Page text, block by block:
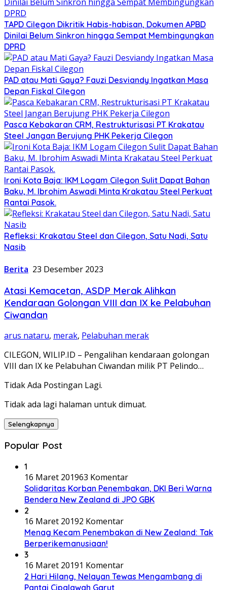
TAPD Cilegon Dikritik Habis-habisan, Dokumen APBD
Dinilai Belum Sinkron hingga Sempat Membingungkan
DPRD
PAD atau Mati Gaya? Fauzi Desviandy Ingatkan Masa
Depan Fiskal Cilegon
Pasca Kebakaran CRM, Restrukturisasi PT Krakatau
Steel Jangan Berujung PHK Pekerja Cilegon
Ironi Kota Baja: IKM Logam Cilegon Sulit Dapat Bahan
Baku, M. Ibrohim Aswadi Minta Krakatau Steel Perkuat
Rantai Pasok.
Refleksi: Krakatau Steel dan Cilegon, Satu Nadi, Satu
Nasib
Berita 23 Desember 2023
Atasi Kemacetan, ASDP Merak Alihkan
Kendaraan Golongan VIII dan IX ke Pelabuhan
Ciwandan
arus nataru, merak, Pelabuhan merak
CILEGON, WILIP.ID – Pengalihan kendaraan golongan
VIII dan IX ke Pelabuhan Ciwandan milik PT Pelindo…
Tidak Ada Postingan Lagi.
Tidak ada lagi halaman untuk dimuat.
Selengkapnya
Popular Post
1
16 Maret 201963 Komentar
Solidaritas Korban Penembakan, DKI Beri Warna
Bendera New Zealand di JPO GBK
2
16 Maret 20192 Komentar
Menag Kecam Penembakan di New Zealand: Tak
Berperikemanusiaan!
3
16 Maret 20191 Komentar
2 Hari Hilang, Nelayan Tewas Mengambang di
Pantai Cipalawah Garut